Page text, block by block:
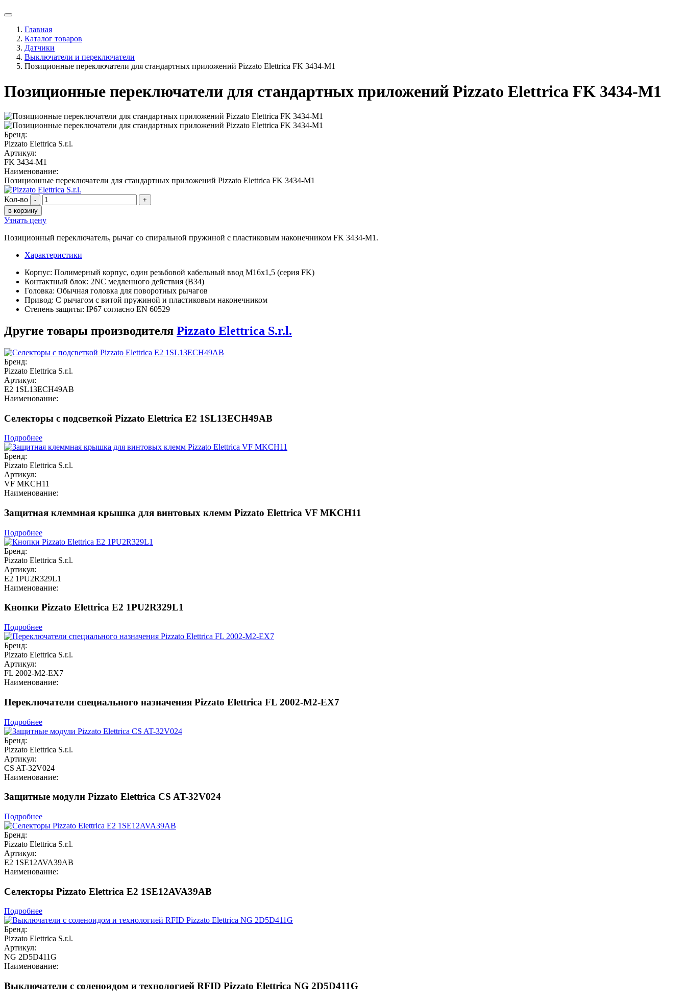
Главная
Каталог товаров
Датчики
Выключатели и переключатели
Позиционные переключатели для стандартных приложений Pizzato Elettrica FK 3434-M1
Позиционные переключатели для стандартных приложений Pizzato Elettrica FK 3434-M1
Бренд:
Pizzato Elettrica S.r.l.
Артикул:
FK 3434-M1
Наименование:
Позиционные переключатели для стандартных приложений Pizzato Elettrica FK 3434-M1
Кол-во -
+
в корзину
Узнать цену
Позиционный переключатель, рычаг со спиральной пружиной с пластиковым наконечником FK 3434-M1.
Характеристики
Корпус: Полимерный корпус, один резьбовой кабельный ввод M16x1,5 (серия FK)
Контактный блок: 2NC медленного действия (B34)
Головка: Обычная головка для поворотных рычагов
Привод: С рычагом с витой пружиной и пластиковым наконечником
Степень защиты: IP67 согласно EN 60529
Другие товары производителя Pizzato Elettrica S.r.l.
Бренд:
Pizzato Elettrica S.r.l.
Артикул:
E2 1SL13ECH49AB
Наименование:
Селекторы с подсветкой Pizzato Elettrica E2 1SL13ECH49AB
Подробнее
Бренд:
Pizzato Elettrica S.r.l.
Артикул:
VF MKCH11
Наименование:
Защитная клеммная крышка для винтовых клемм Pizzato Elettrica VF MKCH11
Подробнее
Бренд:
Pizzato Elettrica S.r.l.
Артикул:
E2 1PU2R329L1
Наименование:
Кнопки Pizzato Elettrica E2 1PU2R329L1
Подробнее
Бренд:
Pizzato Elettrica S.r.l.
Артикул:
FL 2002-M2-EX7
Наименование:
Переключатели специального назначения Pizzato Elettrica FL 2002-M2-EX7
Подробнее
Бренд:
Pizzato Elettrica S.r.l.
Артикул:
CS AT-32V024
Наименование:
Защитные модули Pizzato Elettrica CS AT-32V024
Подробнее
Бренд:
Pizzato Elettrica S.r.l.
Артикул:
E2 1SE12AVA39AB
Наименование:
Селекторы Pizzato Elettrica E2 1SE12AVA39AB
Подробнее
Бренд:
Pizzato Elettrica S.r.l.
Артикул:
NG 2D5D411G
Наименование:
Выключатели с соленоидом и технологией RFID Pizzato Elettrica NG 2D5D411G